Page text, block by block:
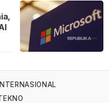
INTERNASIONAL